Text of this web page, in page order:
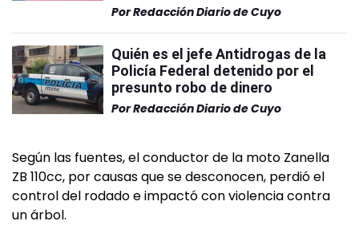
PorRedacción Diario de Cuyo
Quién es el jefe Antidrogas de la
Policía Federal detenido por el
presunto robo de dinero
PorRedacción Diario de Cuyo
Según las fuentes, el conductor de la moto Zanella
ZB 110cc, por causas que se desconocen, perdió el
control del rodado e impactó con violencia contra
un árbol.